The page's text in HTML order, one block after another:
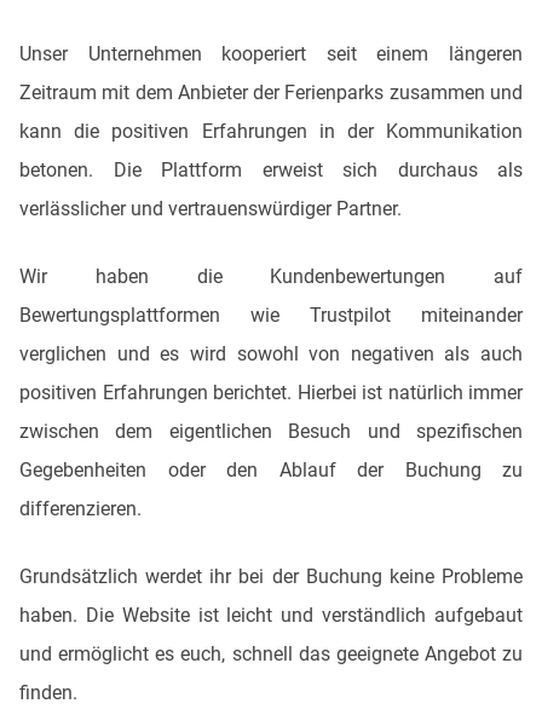
Unser Unternehmen kooperiert seit einem längeren
Zeitraum mit dem Anbieter der Ferienparks zusammen und
kann die positiven Erfahrungen in der Kommunikation
betonen. Die Plattform erweist sich durchaus als
verlässlicher und vertrauenswürdiger Partner.
Wir haben die Kundenbewertungen auf
Bewertungsplattformen wie Trustpilot miteinander
verglichen und es wird sowohl von negativen als auch
positiven Erfahrungen berichtet. Hierbei ist natürlich immer
zwischen dem eigentlichen Besuch und spezifischen
Gegebenheiten oder den Ablauf der Buchung zu
differenzieren.
Grundsätzlich werdet ihr bei der Buchung keine Probleme
haben. Die Website ist leicht und verständlich aufgebaut
und ermöglicht es euch, schnell das geeignete Angebot zu
finden.